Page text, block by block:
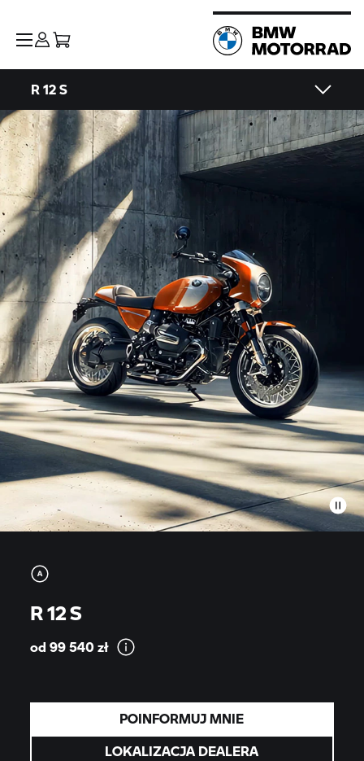
R 12 S
R 12 S
od 99 540zł
POINFORMUJ MNIE
LOKALIZACJA DEALERA